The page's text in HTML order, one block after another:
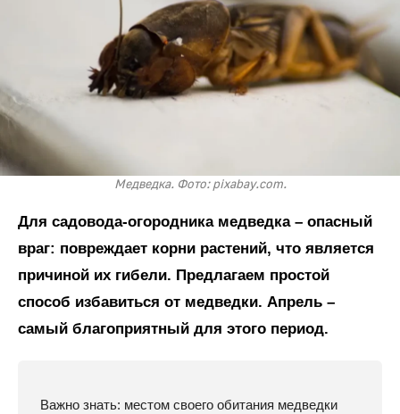
Медведка. Фото: pixabay.com.
Для садовода-огородника медведка – опасный
враг: повреждает корни растений, что является
причиной их гибели. Предлагаем простой
способ избавиться от медведки. Апрель –
самый благоприятный для этого период.
Важно знать: местом своего обитания медведки